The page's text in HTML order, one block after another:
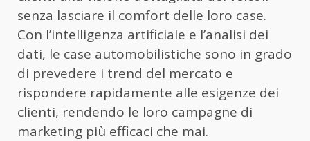
senza lasciare il comfort delle loro case.
Con l’intelligenza artificiale e l’analisi dei
dati, le case automobilistiche sono in grado
di prevedere i trend del mercato e
rispondere rapidamente alle esigenze dei
clienti, rendendo le loro campagne di
marketing più efficaci che mai.